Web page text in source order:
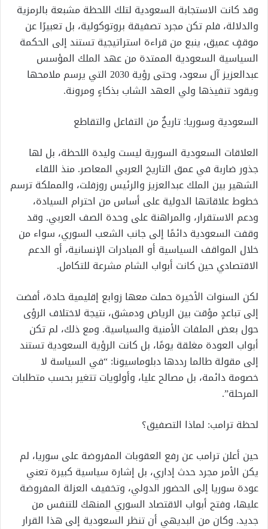
وقد كانت الاستجابة السعودية لتلك اللحظة مشبعة بالرمزية
والدلالة، فلم تكن مجرد تصفيقة بروتوكولية، بل تعبيرًا عن
موقفٍ عميق، ينبع من قراءة استراتيجية تستند إلى الحكمة
السياسية السعودية الممتدة من عهد الملك المؤسس
عبدالعزيز آل سعود، وحتى رؤية 2030 التي يرسم ملامحها
ويقود تنفيذها ولي العهد الشاب بذكاءٍ ومرونة.
السعودية وسوريا: تاريخٌ من التفاعل والتقاطع
العلاقات السعودية السورية ليست وليدة اللحظة، بل لها
جذور ضاربة في عمق التاريخ العربي المعاصر. منذ اللقاء
الشهير بين الملك عبدالعزيز والرئيس روزفلت، والمملكة ترسم
خطوط علاقاتها الدولية على أساس من احترام السيادة،
ودعم الاستقرار، والمراهنة على وحدة الصف العربي. وقد
وقفت السعودية دائمًا إلى جانب الشعب السوري، سواء من
خلال المواقف السياسية أو المبادرات الإنسانية، أو الدعم
الاقتصادي حين كانت أبواب الشام مشرعة للتكامل.
لكن السنوات الأخيرة حملت معها زوابع إقليمية حادة، أفضت
إلى تباعدٍ مؤقت بين الرياض ودمشق، نتيجة لاختلاف الرؤى
حول بعض الملفات الأمنية والسياسية. ومع ذلك، لم تكن
أبواب العودة مغلقة يومًا، بل كانت الرؤية السعودية تستند
إلى مقولة طالما رددها دبلوماسيونا: “في السياسة لا
خصومة دائمة، بل مصالح عليا، وأولويات تتغير بحسب متطلبات
المرحلة”.
لحظة ترامب: لماذا التصفيق؟
حين أعلن ترامب عن رفع العقوبات المفروضة على سوريا، لم
يكن الأمر مجرد حدث إداري، بل إشارة سياسية كبيرة تعني
عودة سوريا إلى الحضور الدولي، وتخفيف العزلة المفروضة
عليها، وفتح أبواب الاقتصاد السوري المنهك للتنفس من
جديد. وكان من البديهي أن تنظر السعودية إلى هذا القرار